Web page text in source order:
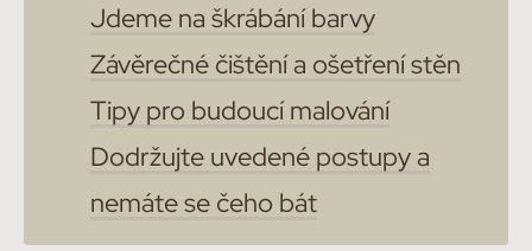
Jdeme na škrábání barvy
Závěrečné čištění a ošetření stěn
Tipy pro budoucí malování
Dodržujte uvedené postupy a
nemáte se čeho bát